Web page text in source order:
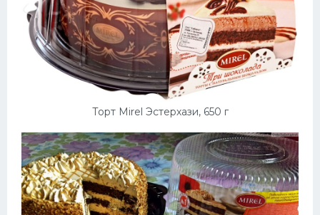
Торт Mirel Эстерхази, 650 г